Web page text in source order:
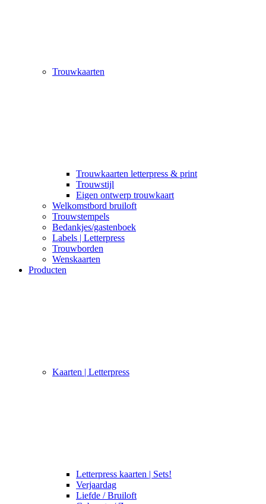
Trouwkaarten
Trouwkaarten letterpress & print
Trouwstijl
Eigen ontwerp trouwkaart
Welkomstbord bruiloft
Trouwstempels
Bedankjes/gastenboek
Labels | Letterpress
Trouwborden
Wenskaarten
Producten
Kaarten | Letterpress
Letterpress kaarten | Sets!
Verjaardag
Liefde / Bruiloft